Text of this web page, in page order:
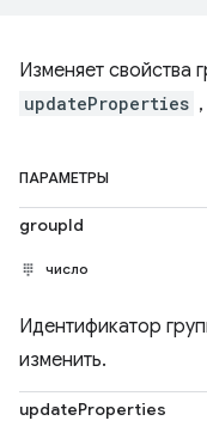
Изменяет свойства
updateProperties
ПАРАМЕТРЫ
groupId
число
Идентификатор
изменить.
updateProperties